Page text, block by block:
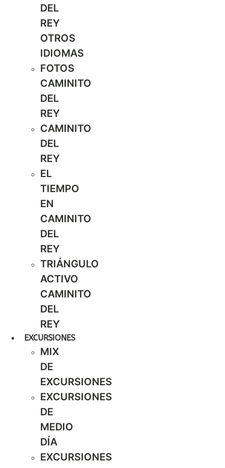
DEL
REY
OTROS
IDIOMAS
FOTOS
CAMINITO
DEL
REY
CAMINITO
DEL
REY
EL
TIEMPO
EN
CAMINITO
DEL
REY
TRIÁNGULO
ACTIVO
CAMINITO
DEL
REY
EXCURSIONES
MIX
DE
EXCURSIONES
EXCURSIONES
DE
MEDIO
DÍA
EXCURSIONES